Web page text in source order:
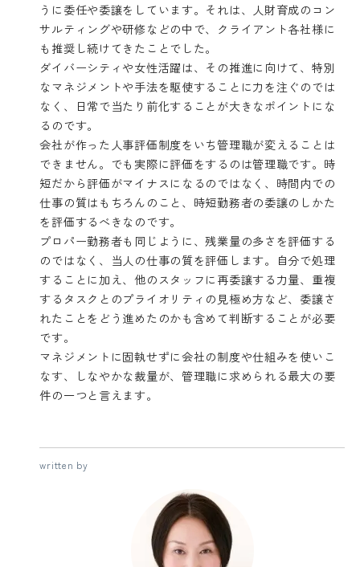
うに委任や委譲をしています。それは、人財育成のコン
サルティングや研修などの中で、クライアント各社様に
も推奨し続けてきたことでした。
ダイバーシティや女性活躍は、その推進に向けて、特別
なマネジメントや手法を駆使することに力を注ぐのでは
なく、日常で当たり前化することが大きなポイントにな
るのです。
会社が作った人事評価制度をいち管理職が変えることは
できません。でも実際に評価をするのは管理職です。時
短だから評価がマイナスになるのではなく、時間内での
仕事の質はもちろんのこと、時短勤務者の委譲のしかた
を評価するべきなのです。
プロパー勤務者も同じように、残業量の多さを評価する
のではなく、当人の仕事の質を評価します。自分で処理
することに加え、他のスタッフに再委譲する力量、重複
するタスクとのプライオリティの見極め方など、委譲さ
れたことをどう進めたのかも含めて判断することが必要
です。
マネジメントに固執せずに会社の制度や仕組みを使いこ
なす、しなやかな裁量が、管理職に求められる最大の要
件の一つと言えます。
written by